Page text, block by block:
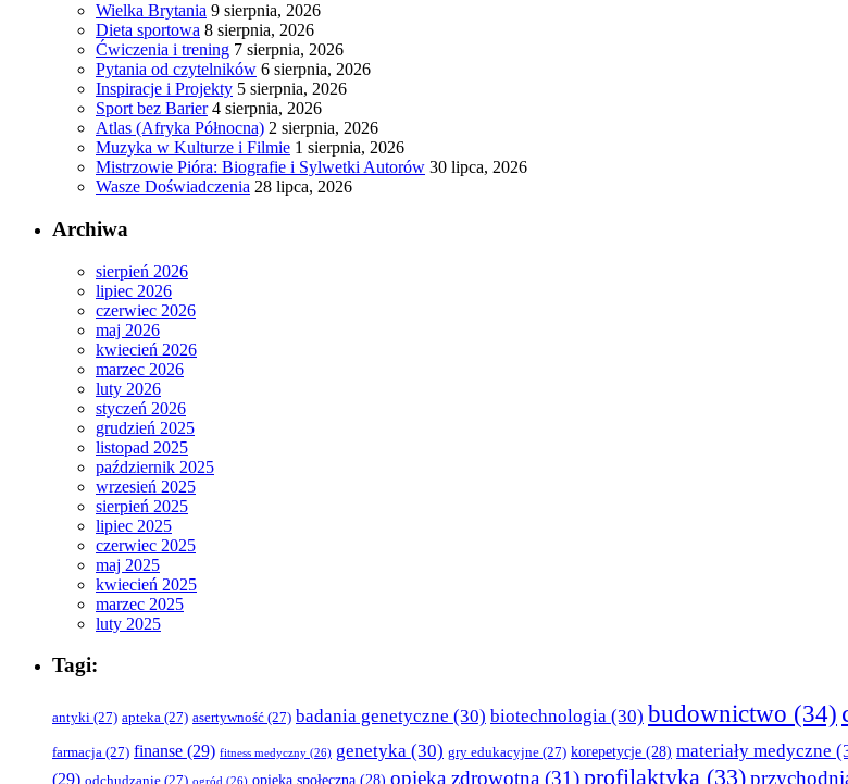
Wielka Brytania 9 sierpnia, 2026
Dieta sportowa 8 sierpnia, 2026
Ćwiczenia i trening 7 sierpnia, 2026
Pytania od czytelników 6 sierpnia, 2026
Inspiracje i Projekty 5 sierpnia, 2026
Sport bez Barier 4 sierpnia, 2026
Atlas (Afryka Północna) 2 sierpnia, 2026
Muzyka w Kulturze i Filmie 1 sierpnia, 2026
Mistrzowie Pióra: Biografie i Sylwetki Autorów 30 lipca, 2026
Wasze Doświadczenia 28 lipca, 2026
Archiwa
sierpień 2026
lipiec 2026
czerwiec 2026
maj 2026
kwiecień 2026
marzec 2026
luty 2026
styczeń 2026
grudzień 2025
listopad 2025
październik 2025
wrzesień 2025
sierpień 2025
lipiec 2025
czerwiec 2025
maj 2025
kwiecień 2025
marzec 2025
luty 2025
Tagi:
antyki (27) apteka (27) asertywność (27) badania genetyczne (30) biotechnologia (30) budownictwo (34)
farmacja (27) finanse (29) fitness medyczny (26) genetyka (30) gry edukacyjne (27) korepetycje (28) materiały medyczne
(29) odchudzanie (27) ogród (26) opieka społeczna (28) opieka zdrowotna (31)profilaktyka (33)